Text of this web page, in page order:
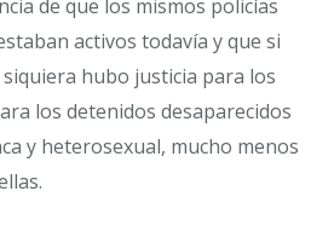
de que los mismos policías
activos todavía y que si
hubo justicia para los
los detenidos desaparecidos
y heterosexual, mucho menos